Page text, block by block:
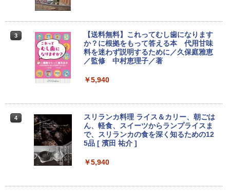
ows11 Pro カメラ Bluetooth Wi-Fi 送料
無料 保証付き
￥16,900
28GB 12インチ Windows11 Home 無線
LAN Wi-Fi WEBカメラ Type-C 1866 1年
保証 レビュー特典:セキュリティソフト
Bランク ノートパソコン 中古ノートパソ
コン 中古PC
￥26,800
3
【送料無料】これってむし歯になります
か？に根拠をもって答える本 代用甘味
料を迷わず説明するために／久保庭雅恵
／監修 中村恵理子／著
￥5,940
4
スリランカ料理 ライス＆カリー、朝ごは
ん、軽食、スイーツからランプライスま
で、スリランカの食を深く知るための12
5品 [ 濱田 祐介 ]
￥5,940